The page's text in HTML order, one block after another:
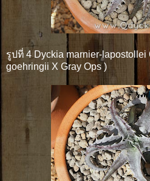
รูปที่ 4 Dyckia marnier-lapostollei
goehringii X Gray Ops )